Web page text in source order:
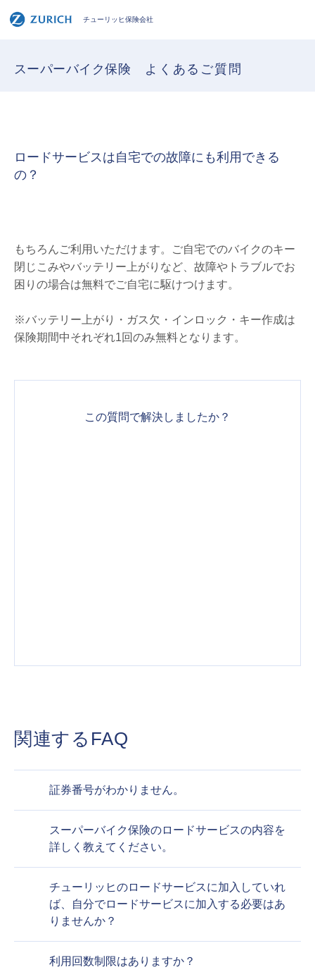
チューリッヒ保険会社
スーパーバイク保険 よくあるご質問
ロードサービスは自宅での故障にも利用できる
の？
もちろんご利用いただけます。ご自宅でのバイクのキー
閉じこみやバッテリー上がりなど、故障やトラブルでお
困りの場合は無料でご自宅に駆けつけます。
※バッテリー上がり・ガス欠・インロック・キー作成は
保険期間中それぞれ1回のみ無料となります。
この質問で解決しましたか？
関連するFAQ
証券番号がわかりません。
スーパーバイク保険のロードサービスの内容を
詳しく教えてください。
チューリッヒのロードサービスに加入していれ
ば、自分でロードサービスに加入する必要はあ
りませんか？
利用回数制限はありますか？